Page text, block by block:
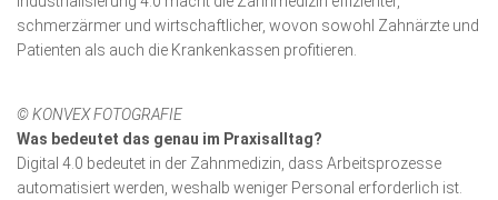
schmerzärmer und wirtschaftlicher, wovon sowohl Zahnärzte und
Patienten als auch die Krankenkassen profitieren.
© KONVEX FOTOGRAFIE
Was bedeutet das genau im Praxisalltag?
Digital 4.0 bedeutet in der Zahnmedizin, dass Arbeitsprozesse
automatisiert werden, weshalb weniger Personal erforderlich ist.